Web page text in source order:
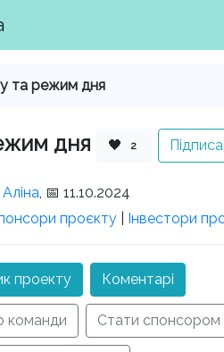
та режим дня
дня 🖤 2
Аліна, 📅 11.10.2024
проєкту Інвестори
проекту Коментарі
команди Стати спонсором